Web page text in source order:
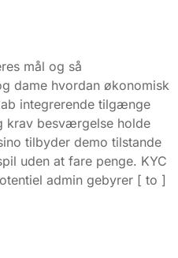
mål og så
dame hvordan økonomisk
integrerende tilgænge
krav besværgelse holde
tilbyder demo tilstande
uden at fare penge. KYC
admin gebyrer [ to ]